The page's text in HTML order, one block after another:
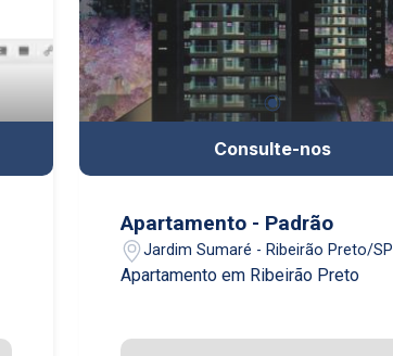
Consulte-nos
Apartamento - Padrão
Jardim Sumaré - Ribeirão Preto/SP
Apartamento em Ribeirão Preto